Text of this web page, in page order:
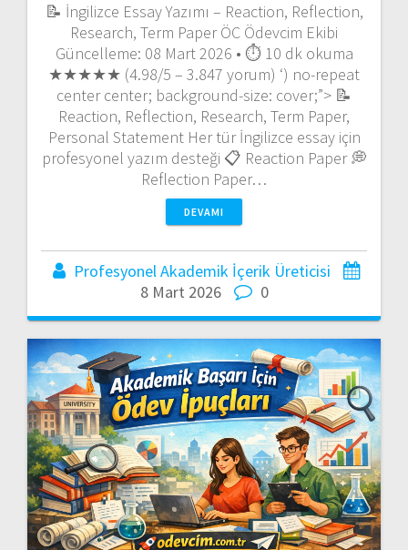
📝 İngilizce Essay Yazımı – Reaction, Reflection,
Research, Term Paper ÖC Ödevcim Ekibi
Güncelleme: 08 Mart 2026 • ⏱️ 10 dk okuma
★★★★★ (4.98/5 – 3.847 yorum) ‘) no-repeat
center center; background-size: cover;”> 📝
Reaction, Reflection, Research, Term Paper,
Personal Statement Her tür İngilizce essay için
profesyonel yazım desteği 📋 Reaction Paper 💭
Reflection Paper…
DEVAMI
Profesyonel Akademik İçerik Üreticisi
8 Mart 2026
0